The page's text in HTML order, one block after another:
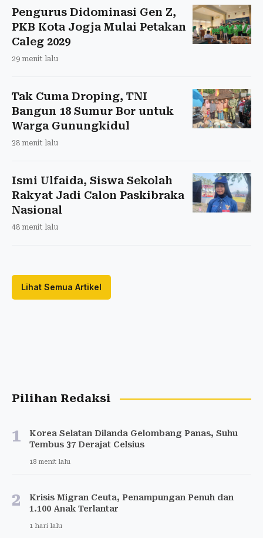
Pengurus Didominasi Gen Z,
PKB Kota Jogja Mulai Petakan
Caleg 2029
29 menit lalu
Tak Cuma Droping, TNI
Bangun 18 Sumur Bor untuk
Warga Gunungkidul
38 menit lalu
Ismi Ulfaida, Siswa Sekolah
Rakyat Jadi Calon Paskibraka
Nasional
48 menit lalu
Lihat Semua Artikel
Pilihan Redaksi
1
Korea Selatan Dilanda Gelombang Panas, Suhu
Tembus 37 Derajat Celsius
18 menit lalu
2
Krisis Migran Ceuta, Penampungan Penuh dan
1.100 Anak Terlantar
1 hari lalu